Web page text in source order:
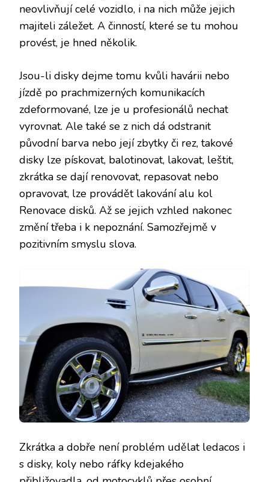
neovlivňují celé vozidlo, i na nich může jejich
majiteli záležet. A činností, které se tu mohou
provést, je hned několik.
Jsou-li disky dejme tomu kvůli havárii nebo
jízdě po prachmizerných komunikacích
zdeformované, lze je u profesionálů nechat
vyrovnat. Ale také se z nich dá odstranit
původní barva nebo její zbytky či rez, takové
disky lze pískovat, balotinovat, lakovat, leštit,
zkrátka se dají renovovat, repasovat nebo
opravovat, lze provádět lakování alu kol
Renovace disků. Až se jejich vzhled nakonec
změní třeba i k nepoznání. Samozřejmě v
pozitivním smyslu slova.
Zkrátka a dobře není problém udělat ledacos i
s disky, koly nebo ráfky kdejakého